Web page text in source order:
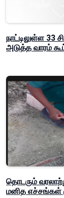
நாட்டிலுள்ள 33
அடுத்த வாரம்
தொடரும்
மனித எச்சங்கள்